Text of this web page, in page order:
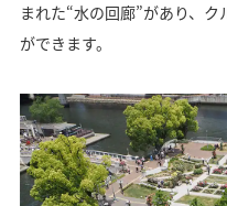
まれた“水の回廊”があり、
ができます。